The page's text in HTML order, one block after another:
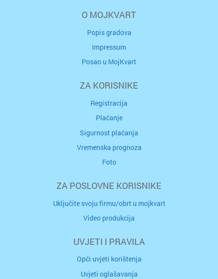
O MOJKVART
Popis gradova
Impressum
Posao u MojKvart
ZA KORISNIKE
Registracija
Plaćanje
Sigurnost plaćanja
Vremenska prognoza
Foto
ZA POSLOVNE KORISNIKE
Uključite svoju firmu/obrt u mojkvart
Video produkcija
UVJETI I PRAVILA
Opći uvjeti korištenja
Uvjeti oglašavanja